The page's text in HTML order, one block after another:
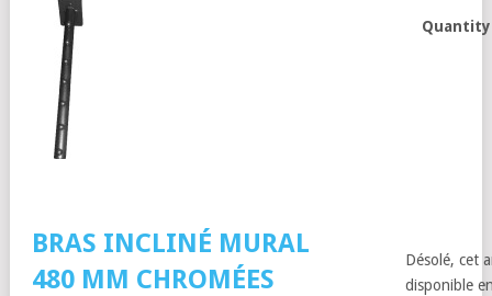
BRAS INCLINÉ MURAL
480 MM CHROMÉES
Désolé, cet
disponible